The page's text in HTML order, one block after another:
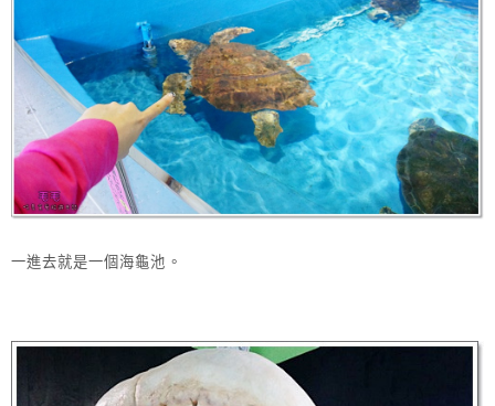
一進去就是一個海龜池。